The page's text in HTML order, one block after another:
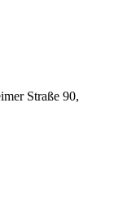
Straße 90,